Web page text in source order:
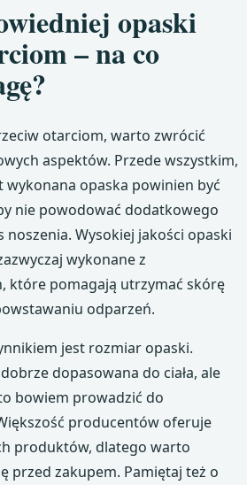
opaski
– na co
otarciom, warto zwrócić
aspektów. Przede wszystkim,
wykonana opaska powinien być
nie powodować dodatkowego
Wysokiej jakości opaski
wykonane z
które pomagają utrzymać skórę
odparzeń.
jest rozmiar opaski.
dopasowana do ciała, ale
bowiem prowadzić do
producentów oferuje
produktów, dlatego warto
przed zakupem. Pamiętaj też o